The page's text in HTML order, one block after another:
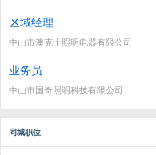
区域经理
中山市澳克士照明电器有限公司
业务员
中山市国奇照明科技有限公司
同城职位